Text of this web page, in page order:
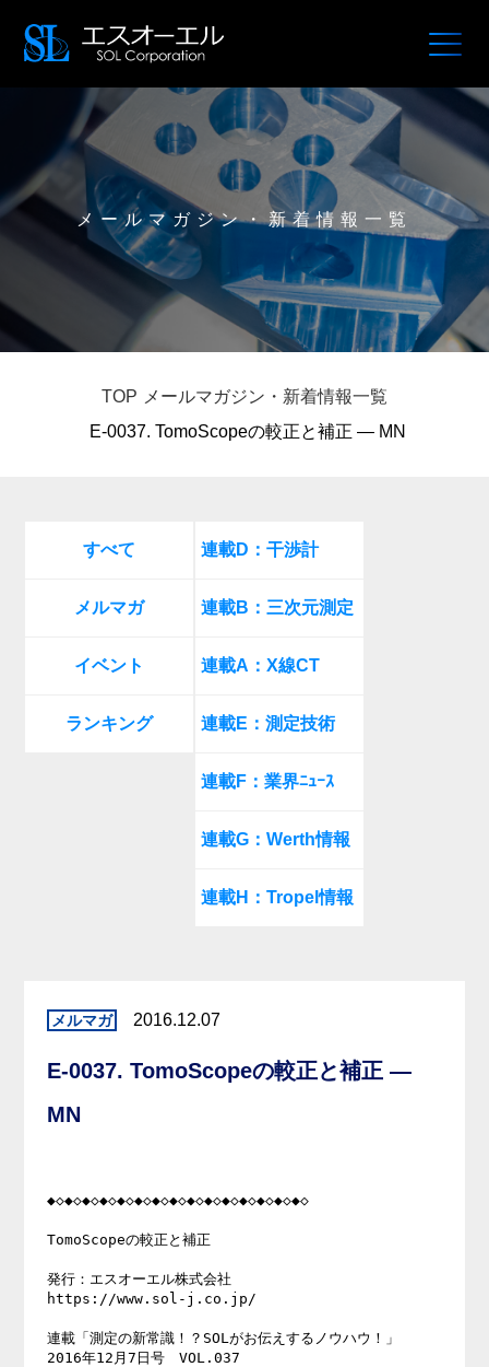
メールマガジン・新着情報一覧
TOP メールマガジン・新着情報一覧
E-0037. TomoScopeの較正と補正 — MN
すべて
メルマガ
イベント
ランキング
連載D：干渉計
連載B：三次元測定
連載A：X線CT
連載E：測定技術
連載F：業界ﾆｭｰｽ
連載G：Werth情報
連載H：Tropel情報
2016.12.07
E-0037. TomoScopeの較正と補正 —
MN
◆◇◆◇◆◇◆◇◆◇◆◇◆◇◆◇◆◇◆◇◆◇◆◇◆◇◆◇◆◇
TomoScopeの較正と補正
発行：エスオーエル株式会社
https://www.sol-j.co.jp/
連載「測定の新常識！？SOLがお伝えするノウハウ！」
2016年12月7日号　VOL.037